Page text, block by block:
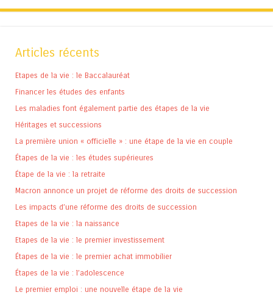
Articles récents
Etapes de la vie : le Baccalauréat
Financer les études des enfants
Les maladies font également partie des étapes de la vie
Héritages et successions
La première union « officielle » : une étape de la vie en couple
Étapes de la vie : les études supérieures
Étape de la vie : la retraite
Macron annonce un projet de réforme des droits de succession
Les impacts d’une réforme des droits de succession
Etapes de la vie : la naissance
Etapes de la vie : le premier investissement
Étapes de la vie : le premier achat immobilier
Étapes de la vie : l’adolescence
Le premier emploi : une nouvelle étape de la vie